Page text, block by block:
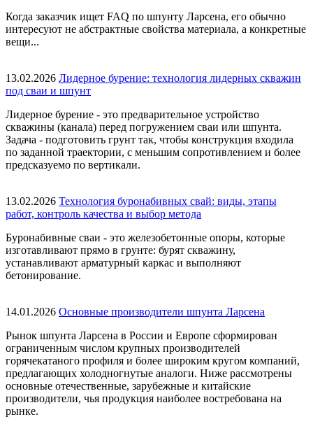
Когда заказчик ищет FAQ по шпунту Ларсена, его обычно
интересуют не абстрактные свойства материала, а конкретные
вещи...
13.02.2026 Лидерное бурение: технология лидерных скважин
под сваи и шпунт
Лидерное бурение - это предварительное устройство
скважины (канала) перед погружением сваи или шпунта.
Задача - подготовить грунт так, чтобы конструкция входила
по заданной траектории, с меньшим сопротивлением и более
предсказуемо по вертикали.
13.02.2026 Технология буронабивных свай: виды, этапы
работ, контроль качества и выбор метода
Буронабивные сваи - это железобетонные опоры, которые
изготавливают прямо в грунте: бурят скважину,
устанавливают арматурный каркас и выполняют
бетонирование.
14.01.2026 Основные производители шпунта Ларсена
Рынок шпунта Ларсена в России и Европе сформирован
ограниченным числом крупных производителей
горячекатаного профиля и более широким кругом компаний,
предлагающих холодногнутые аналоги. Ниже рассмотрены
основные отечественные, зарубежные и китайские
производители, чья продукция наиболее востребована на
рынке.